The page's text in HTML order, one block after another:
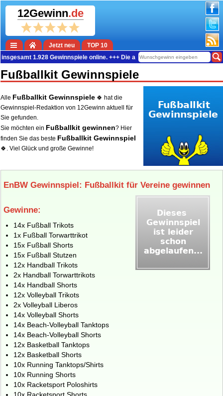
12Gewinn.de
Jetzt neu
TOP 10
1.928 Gewinnspiele online. +++ Die aktuelle Gewinn-Summe
Fußballkit Gewinnspiele
Alle Fußballkit Gewinnspiele 🍀 hat die
Gewinnspiel-Redaktion von 12Gewinn aktuell für
Sie gefunden.
Sie möchten ein Fußballkit gewinnen? Hier
finden Sie das beste Fußballkit Gewinnspiel
🍀. Viel Glück und große Gewinne!
EnBW Gewinnspiel: Fußballkit für Vereine gewinnen
Gewinne:
14x Fußball Trikots
1x Fußball Torwarttrikot
15x Fußball Shorts
15x Fußball Stutzen
12x Handball Trikots
2x Handball Torwarttrikots
14x Handball Shorts
12x Volleyball Trikots
2x Volleyball Liberos
14x Volleyball Shorts
14x Beach‑Volleyball Tanktops
14x Beach‑Volleyball Shorts
12x Basketball Tanktops
12x Basketball Shorts
10x Running Tanktops/Shirts
10x Running Shorts
10x Racketsport Poloshirts